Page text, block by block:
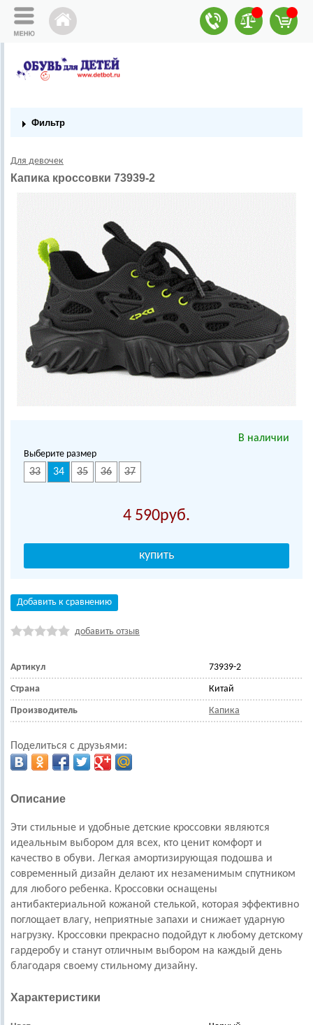
Фильтр
Для девочек
Капика кроссовки 73939-2
В наличии
Выберите размер
33 34 35 36 37
4 590
Добавить к сравнению
добавить отзыв
Артикул 73939-2
Страна Китай
Производитель Капика
Поделиться с друзьями:
Описание
Эти стильные и удобные детские кроссовки являются
идеальным выбором для всех, кто ценит комфорт и
качество в обуви. Легкая амортизирующая подошва и
современный дизайн делают их незаменимым спутником
для любого ребенка. Кроссовки оснащены
антибактериальной кожаной стелькой, которая эффективно
поглощает влагу, неприятные запахи и снижает ударную
нагрузку. Кроссовки прекрасно подойдут к любому детскому
гардеробу и станут отличным выбором на каждый день
благодаря своему стильному дизайну.
Характеристики